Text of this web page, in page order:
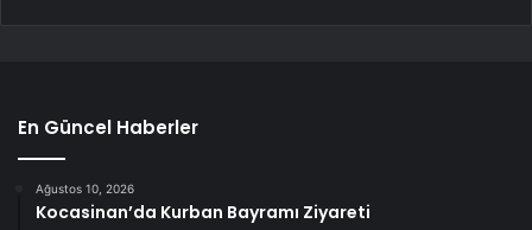
En Güncel Haberler
Ağustos 10, 2026
Kocasinan’da Kurban Bayramı Ziyareti